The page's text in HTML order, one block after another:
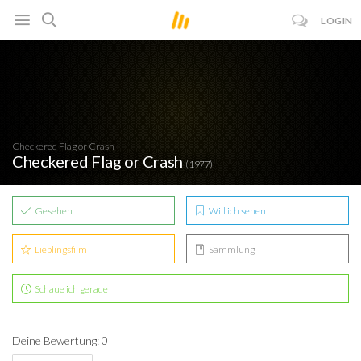
LOGIN
Checkered Flag or Crash
Checkered Flag or Crash (1977)
Gesehen Will ich sehen
Lieblingsfilm Sammlung
Schaue ich gerade
Deine Bewertung: 0